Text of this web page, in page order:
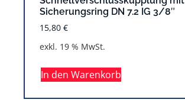
Sicherungsring DN 7.2 IG 3/8″
15,80 €
exkl. 19 % MwSt.
In den Warenkorb